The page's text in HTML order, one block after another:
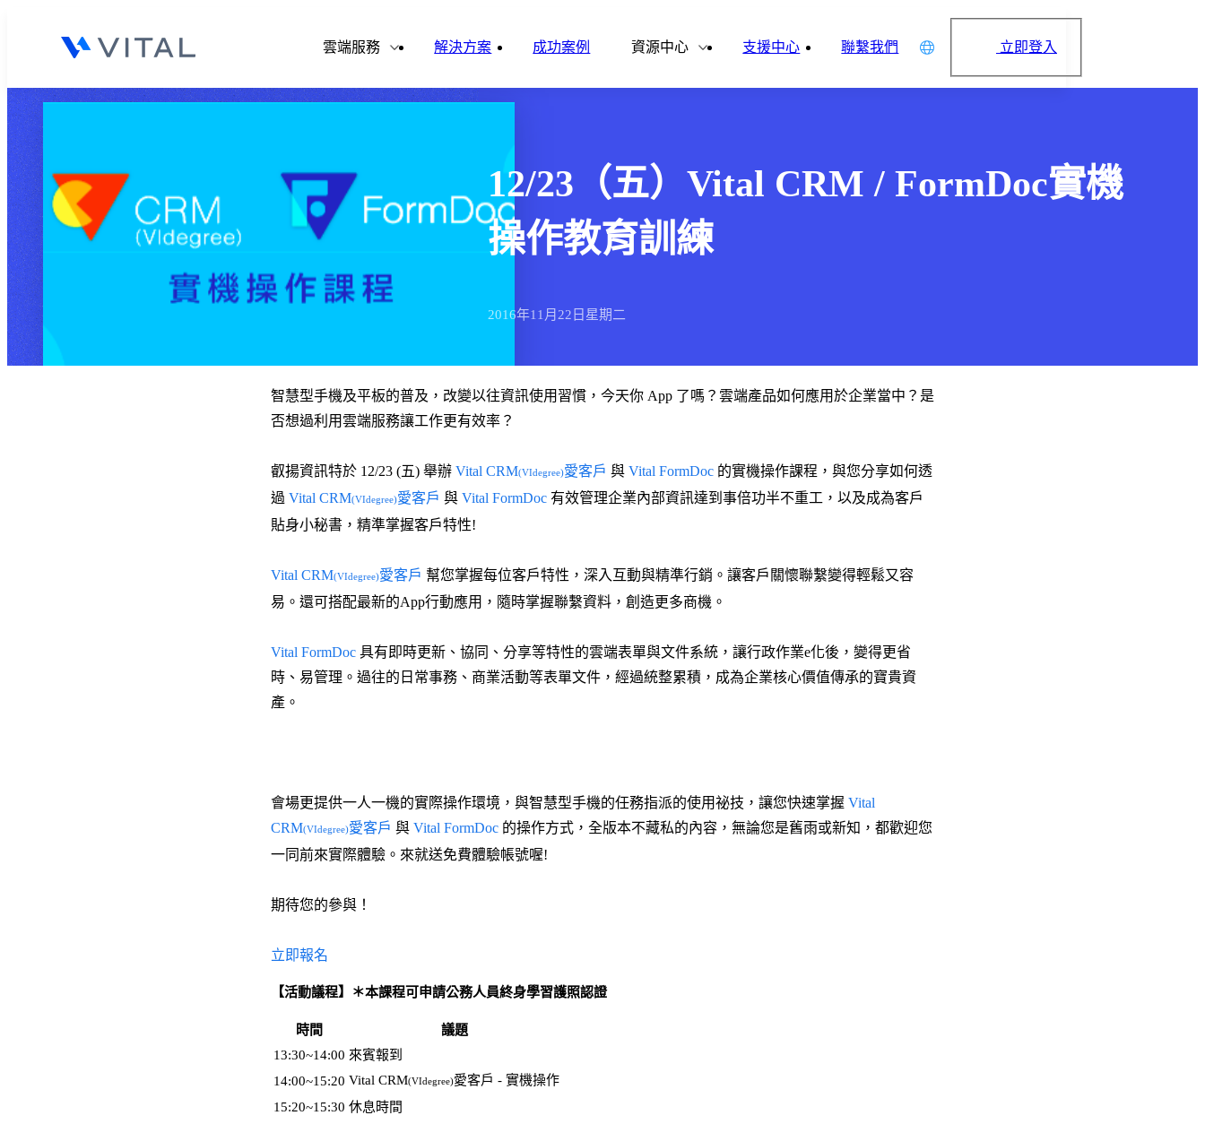
雲端服務 解決方案 成功案例 資源中心雲企誌 支援中心 聯繫我們
简体中文
立即登入
12/23（五）Vital CRM / FormDoc實機
操作教育訓練
2016年11月 22日 星期二
智慧型手機及平板的普及，改變以往資訊使用習慣，今天你 App 了嗎？雲端產品如何應用於企業當中？是
否想過利用雲端服務讓工作更有效率？
叡揚資訊特於 12/23 (五) 舉辦 Vital CRM(VIdegree)愛客戶 與 Vital FormDoc 的實機操作課程，與您分享如何透
過 Vital CRM(VIdegree)愛客戶 與 Vital FormDoc 有效管理企業內部資訊達到事倍功半不重工，以及成為客戶
貼身小秘書，精準掌握客戶特性!
Vital CRM(VIdegree)愛客戶 幫您掌握每位客戶特性，深入互動與精準行銷。讓客戶關懷聯繫變得輕鬆又容
易。還可搭配最新的App行動應用，隨時掌握聯繫資料，創造更多商機。
Vital FormDoc 具有即時更新、協同、分享等特性的雲端表單與文件系統，讓行政作業e化後，變得更省
時、易管理。過往的日常事務、商業活動等表單文件，經過統整累積，成為企業核心價值傳承的寶貴資
產。
會場更提供一人一機的實際操作環境，與智慧型手機的任務指派的使用祕技，讓您快速掌握 Vital
CRM(VIdegree)愛客戶 與 Vital FormDoc 的操作方式，全版本不藏私的內容，無論您是舊雨或新知，都歡迎您
一同前來實際體驗。來就送免費體驗帳號喔!
期待您的參與！
立即報名
【活動議程】 ＊本課程可申請公務人員終身學習護照認證
時間
議題
13:30~14:00 來賓報到
14:00~15:20 Vital CRM(VIdegree)愛客戶 - 實機操作
15:20~15:30 休息時間